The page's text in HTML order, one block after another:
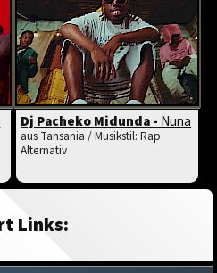
Dj Pacheko Midunda -Nuna
aus Tansania / Musikstil: Rap
Alternativ
Links: